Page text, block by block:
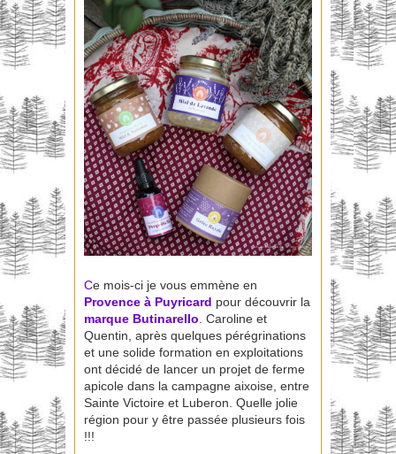
Ce mois-ci je vous emmène en
Provence à Puyricard pour découvrir la
marque Butinarello. Caroline et
Quentin, après quelques pérégrinations
et une solide formation en exploitations
ont décidé de lancer un projet de ferme
apicole dans la campagne aixoise, entre
Sainte Victoire et Luberon. Quelle jolie
région pour y être passée plusieurs fois
!!!